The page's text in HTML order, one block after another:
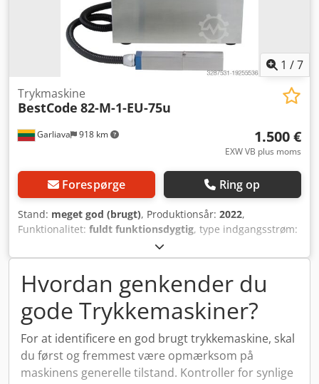
1 /7
Garliava 918 km
Trykmaskine
BestCode 82-M-1-EU-75u
1.500 €
EXW VB plus moms
Forespørge Ring op
Stand: meget god (brugt), Produktionsår: 2022,
Funktionalitet: fuldt funktionsdygtig, type indgangsstrøm:
, indgangsspænding:
(maks.):24 kg, Justerbar printhøjde: 1,5 mm - 19 mm Antal
printfelter: 1-2 linjer, 16 pixel Dodpfx Ajwnyiuom Aock
Driftsmiljø: a) Temperatur: 0° - 50° C b) Relativ
luftfugtighed: 10 - 90 % (ikke-kondenserende)
Udskrivningshastighed: Op til 190 m/minut Inkjet-afstand:
0,12 mm - 50 mm SmartFilter™ levetid: 2.000 timer
Certificeringer: CE-mærket, RoHS-kompatibel Minimal
vedligeholdelsesomkostning Brugervenligt interface
Minimal nedetid Kompakt design Lave
Hvordan genkender du
gode Trykkemaskiner?
For at identificere en god brugt trykkemaskine, skal
du først og fremmest være opmærksom på
maskinens generelle tilstand. Kontroller for synlige